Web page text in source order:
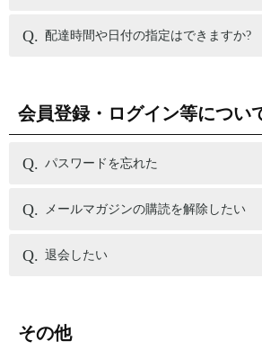
配達時間や日付の指定はできますか?
会員登録・ログイン等につい
パスワードを忘れた
メールマガジンの購読を解除したい
退会したい
その他